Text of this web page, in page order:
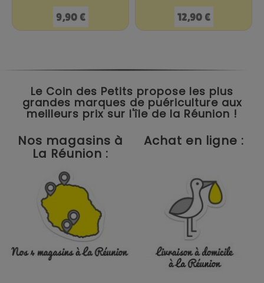
Prix
9,90 € Prix
12,90 €
Le Coin des Petits propose les plus
grandes marques de puériculture aux
meilleurs prix sur l'île de la Réunion !
Nos magasins à
La Réunion :
Achat en ligne :